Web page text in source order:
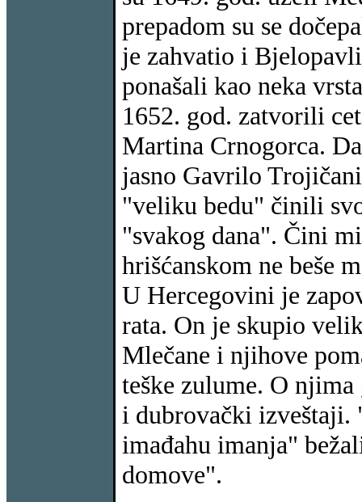
prepadom su se
je zahvatio i
ponašali kao neka
1652. god. zatvorili
Martina Crnogorca.
jasno Gavrilo
"veliku bedu" činili
"svakog dana". Čini
hrišćanskom ne beše
U Hercegovini je
rata. On je skupio
Mlečane i njihove
teške zulume. O
i dubrovački
imađahu imanja"
domove".